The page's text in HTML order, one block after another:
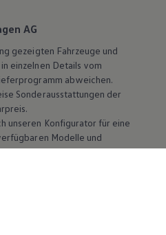
AG
gezeigten Fahrzeuge und
einzelnen Details vom
abweichen.
Sonderausstattungen der
unseren Konfigurator für eine
Modelle und